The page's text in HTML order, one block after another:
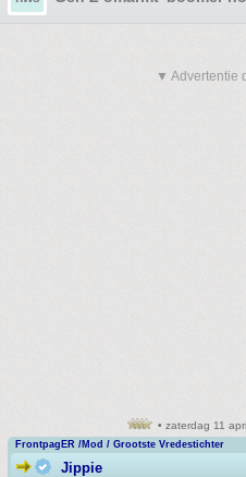
▼ Advertentie
• zaterdag 11
FrontpagER /Mod / Grootste Vredestichter
Jippie